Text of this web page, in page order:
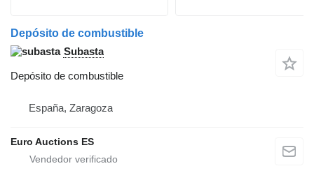
Depósito de combustible
Subasta
Depósito de combustible
España, Zaragoza
Euro Auctions ES